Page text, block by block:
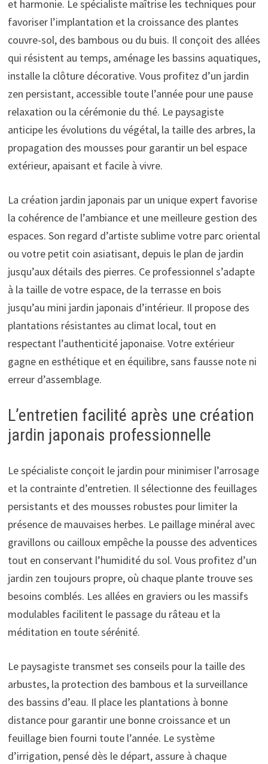
et harmonie. Le spécialiste maîtrise les techniques pour
favoriser l’implantation et la croissance des plantes
couvre-sol, des bambous ou du buis. Il conçoit des allées
qui résistent au temps, aménage les bassins aquatiques,
installe la clôture décorative. Vous profitez d’un jardin
zen persistant, accessible toute l’année pour une pause
relaxation ou la cérémonie du thé. Le paysagiste
anticipe les évolutions du végétal, la taille des arbres, la
propagation des mousses pour garantir un bel espace
extérieur, apaisant et facile à vivre.
La création jardin japonais par un unique expert favorise
la cohérence de l’ambiance et une meilleure gestion des
espaces. Son regard d’artiste sublime votre parc oriental
ou votre petit coin asiatisant, depuis le plan de jardin
jusqu’aux détails des pierres. Ce professionnel s’adapte
à la taille de votre espace, de la terrasse en bois
jusqu’au mini jardin japonais d’intérieur. Il propose des
plantations résistantes au climat local, tout en
respectant l’authenticité japonaise. Votre extérieur
gagne en esthétique et en équilibre, sans fausse note ni
erreur d’assemblage.
L’entretien facilité après une création
jardin japonais professionnelle
Le spécialiste conçoit le jardin pour minimiser l’arrosage
et la contrainte d’entretien. Il sélectionne des feuillages
persistants et des mousses robustes pour limiter la
présence de mauvaises herbes. Le paillage minéral avec
gravillons ou cailloux empêche la pousse des adventices
tout en conservant l’humidité du sol. Vous profitez d’un
jardin zen toujours propre, où chaque plante trouve ses
besoins comblés. Les allées en graviers ou les massifs
modulables facilitent le passage du râteau et la
méditation en toute sérénité.
Le paysagiste transmet ses conseils pour la taille des
arbustes, la protection des bambous et la surveillance
des bassins d’eau. Il place les plantations à bonne
distance pour garantir une bonne croissance et un
feuillage bien fourni toute l’année. Le système
d’irrigation, pensé dès le départ, assure à chaque